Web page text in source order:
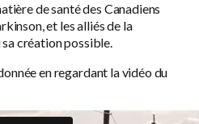
de santé des Canadiens
et les alliés de la
création possible.
en regardant la vidéo du